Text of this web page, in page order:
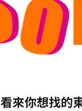
看來你想找的